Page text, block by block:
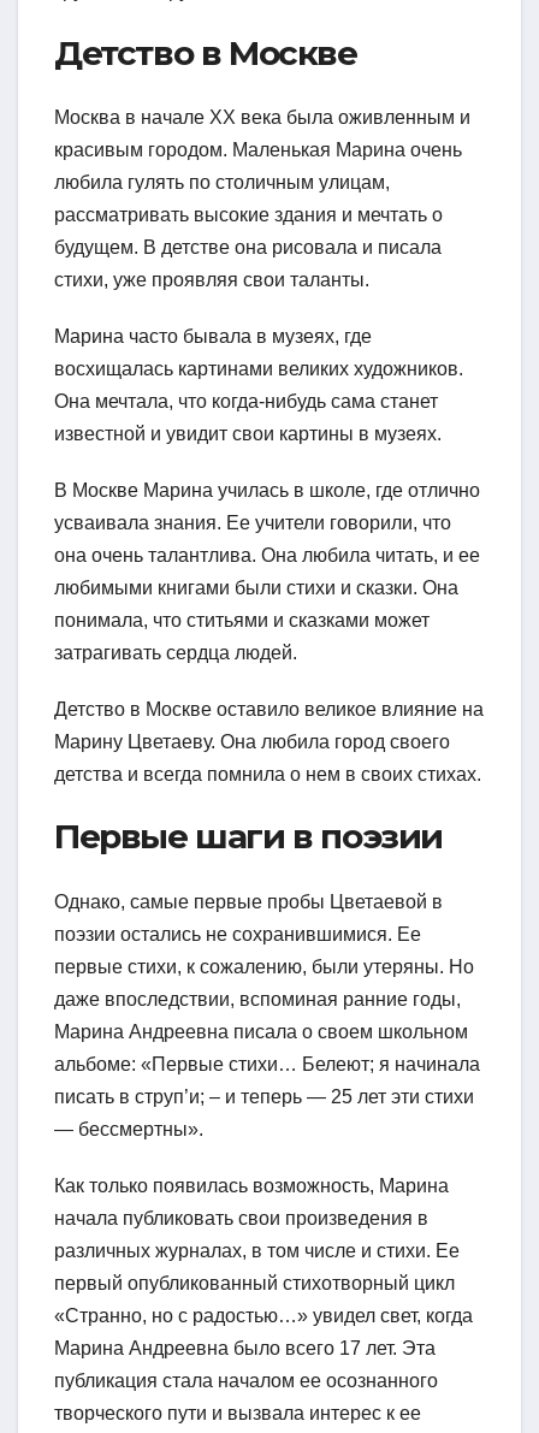
Детство в Москве
Москва в начале XX века была оживленным и
красивым городом. Маленькая Марина очень
любила гулять по столичным улицам,
рассматривать высокие здания и мечтать о
будущем. В детстве она рисовала и писала
стихи, уже проявляя свои таланты.
Марина часто бывала в музеях, где
восхищалась картинами великих художников.
Она мечтала, что когда-нибудь сама станет
известной и увидит свои картины в музеях.
В Москве Марина училась в школе, где отлично
усваивала знания. Ее учители говорили, что
она очень талантлива. Она любила читать, и ее
любимыми книгами были стихи и сказки. Она
понимала, что ститьями и сказками может
затрагивать сердца людей.
Детство в Москве оставило великое влияние на
Марину Цветаеву. Она любила город своего
детства и всегда помнила о нем в своих стихах.
Первые шаги в поэзии
Однако, самые первые пробы Цветаевой в
поэзии остались не сохранившимися. Ее
первые стихи, к сожалению, были утеряны. Но
даже впоследствии, вспоминая ранние годы,
Марина Андреевна писала о своем школьном
альбоме: «Первые стихи… Белеют; я начинала
писать в струп’и; – и теперь — 25 лет эти стихи
— бессмертны».
Как только появилась возможность, Марина
начала публиковать свои произведения в
различных журналах, в том числе и стихи. Ее
первый опубликованный стихотворный цикл
«Странно, но с радостью…» увидел свет, когда
Марина Андреевна было всего 17 лет. Эта
публикация стала началом ее осознанного
творческого пути и вызвала интерес к ее